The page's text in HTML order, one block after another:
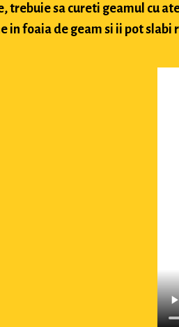
trebuie sa cureti geamul cu
in foaia de geam si ii pot slabi